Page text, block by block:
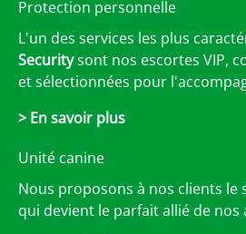
Protection personnelle
L'un des services les plus
Securitysont nos escortes VIP,
et sélectionnées pour
> En savoir plus
Unité canine
Nous proposons à nos clients le
qui devient le parfait allié de nos